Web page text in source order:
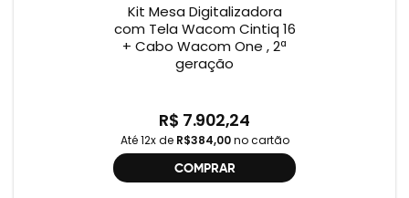
Kit Mesa Digitalizadora
com Tela Wacom Cintiq 16
+ Cabo Wacom One , 2ª
geração
R$ 7.902,24
Até 12x de R$384,00no cartão
COMPRAR